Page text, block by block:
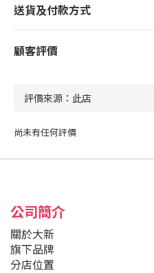
送貨及付款方式
顧客評價
尚未有任何評價
公司簡介
關於大新
旗下品牌
分店位置